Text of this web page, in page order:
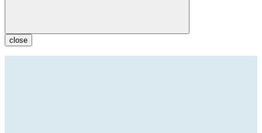
close